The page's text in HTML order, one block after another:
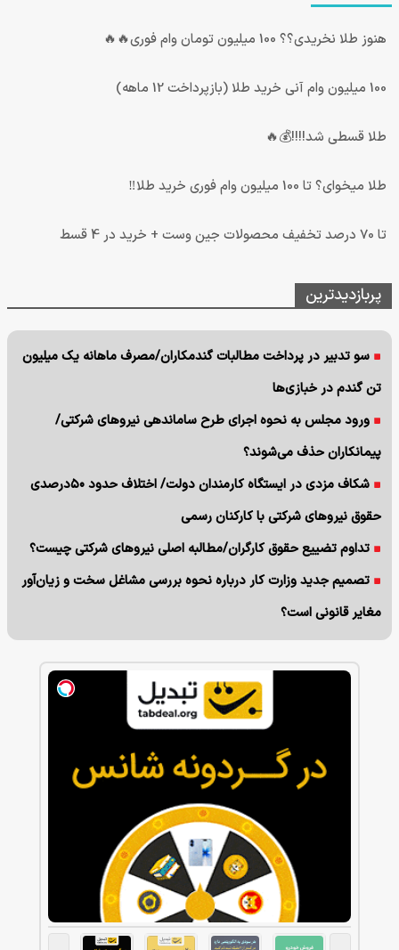
هنوز طلا نخریدی؟؟ 100 میلیون تومان وام فوری🔥🔥
100 میلیون وام آنی خرید طلا (بازپرداخت 12 ماهه)
طلا قسطی شد!!!!💰🔥
طلا میخوای؟ تا 100 میلیون وام فوری خرید طلا‼️
تا 70 درصد تخفیف محصولات جین وست + خرید در 4 قسط
پربازدیدترین
سو تدبیر در پرداخت مطالبات گندمکاران/مصرف ماهانه یک میلیون
تن گندم در خبازی‌ها
ورود مجلس به نحوه اجرای طرح ساماندهی نیروهای شرکتی/
پیمانکاران حذف می‌شوند؟
شکاف مزدی در ایستگاه کارمندان دولت/ اختلاف حدود ۵۰درصدی
حقوق نیروهای شرکتی با کارکنان رسمی
تداوم تضییع حقوق کارگران/مطالبه اصلی نیروهای شرکتی چیست؟
تصمیم جدید وزارت کار درباره نحوه بررسی مشاغل سخت و زیان‌آور
مغایر قانونی است؟